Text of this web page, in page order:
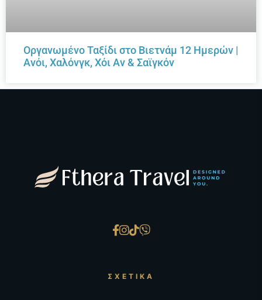
Οργανωμένο Ταξίδι στο Βιετνάμ 12 Ημερών |
Ανόι, Χαλόνγκ, Χόι Αν & Σαϊγκόν
ΣΧΕΤΙΚΆ